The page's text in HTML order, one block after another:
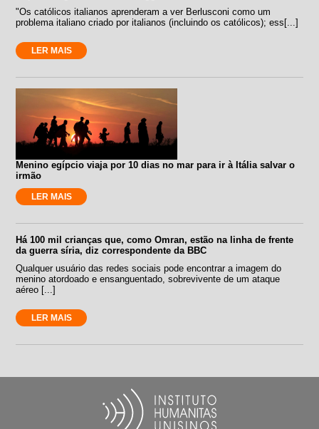
"Os católicos italianos aprenderam a ver Berlusconi como um
problema italiano criado por italianos (incluindo os católicos); ess[...]
LER MAIS
Menino egípcio viaja por 10 dias no mar para ir à Itália salvar o
irmão
LER MAIS
Há 100 mil crianças que, como Omran, estão na linha de frente
da guerra síria, diz correspondente da BBC
Qualquer usuário das redes sociais pode encontrar a imagem do
menino atordoado e ensanguentado, sobrevivente de um ataque
aéreo [...]
LER MAIS